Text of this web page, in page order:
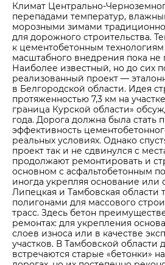
Климат Центрально-
перепадами температур,
морозными зимами
для дорожного строительства.
к цементобетонным технологиям
масштабного внедрения пока
Наиболее известный, но до сих
реализованный проект —
в Белгородской области. Идея
протяженностью 7,3 км на
граница Курской области»
года. Дорога должна была стать
эффективность
реальных условиях. Однако
проект так и не сдвинулся с
продолжают ремонтировать и
основном с асфальтобетонным
иногда укрепляя основание
Липецкая и Тамбовская области
полигонами для массового
трасс. Здесь бетон
ремонтах: для укрепления
слоев износа или в качестве
участков. В Тамбовской области
встречаются старые «бетонки»